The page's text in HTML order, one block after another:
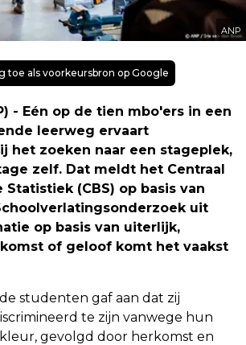
ANP
toe als voorkeursbron op Google
- Eén op de tien mbo'ers in een
leerweg ervaart
het zoeken naar een stageplek,
zelf. Dat meldt het Centraal
Statistiek (CBS) op basis van
uit
op basis van uiterlijk,
of geloof komt het vaakst
studenten gaf aan dat zij
te zijn vanwege hun
gevolgd door herkomst en